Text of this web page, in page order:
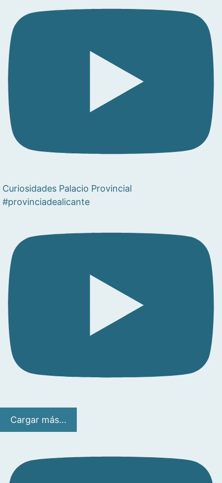
Curiosidades Palacio Provincial
#provinciadealicante
Cargar más...